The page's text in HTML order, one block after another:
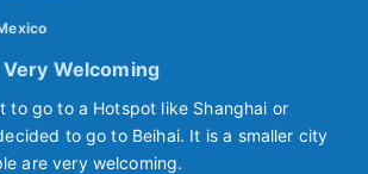
Welcoming
to go to a Hotspot like Shanghai or
to go to Beihai. It is a smaller city
are very welcoming.